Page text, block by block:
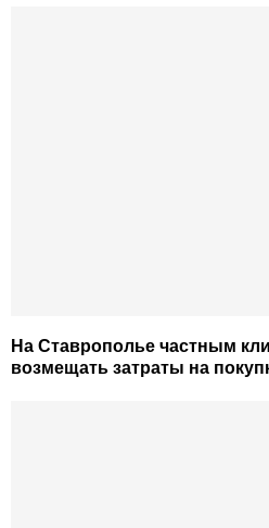
На Ставрополье частным
возмещать затраты на